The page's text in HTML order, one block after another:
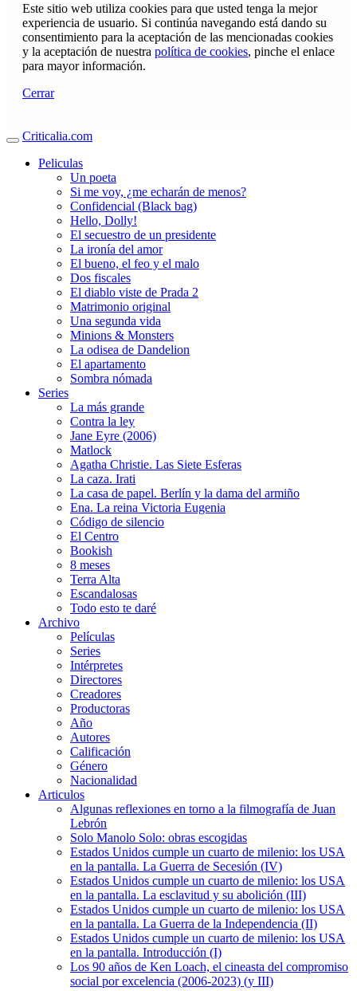
Este sitio web utiliza cookies para que usted tenga la mejor
experiencia de usuario. Si continúa navegando está dando su
consentimiento para la aceptación de las mencionadas cookies
y la aceptación de nuestra política de cookies, pinche el enlace
para mayor información.
Cerrar
Criticalia.com
Peliculas
Un poeta
Si me voy, ¿me echarán de menos?
Confidencial (Black bag)
Hello, Dolly!
El secuestro de un presidente
La ironía del amor
El bueno, el feo y el malo
Dos fiscales
El diablo viste de Prada 2
Matrimonio original
Una segunda vida
Minions & Monsters
La odisea de Dandelion
El apartamento
Sombra nómada
Series
La más grande
Contra la ley
Jane Eyre (2006)
Matlock
Agatha Christie. Las Siete Esferas
La caza. Irati
La casa de papel. Berlín y la dama del armiño
Ena. La reina Victoria Eugenia
Código de silencio
El Centro
Bookish
8 meses
Terra Alta
Escandalosas
Todo esto te daré
Archivo
Películas
Series
Intérpretes
Directores
Creadores
Productoras
Año
Autores
Calificación
Género
Nacionalidad
Articulos
Algunas reflexiones en torno a la filmografía de Juan
Lebrón
Solo Manolo Solo: obras escogidas
Estados Unidos cumple un cuarto de milenio: los USA
en la pantalla. La Guerra de Secesión (IV)
Estados Unidos cumple un cuarto de milenio: los USA
en la pantalla. La esclavitud y su abolición (III)
Estados Unidos cumple un cuarto de milenio: los USA
en la pantalla. La Guerra de la Independencia (II)
Estados Unidos cumple un cuarto de milenio: los USA
en la pantalla. Introducción (I)
Los 90 años de Ken Loach, el cineasta del compromiso
social por excelencia (2006-2023) (y III)